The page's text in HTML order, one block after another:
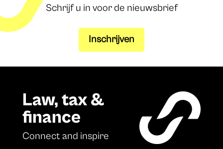
Schrijf u in voor de nieuwsbrief
Inschrijven
Law, tax &
finance
Connect and inspire